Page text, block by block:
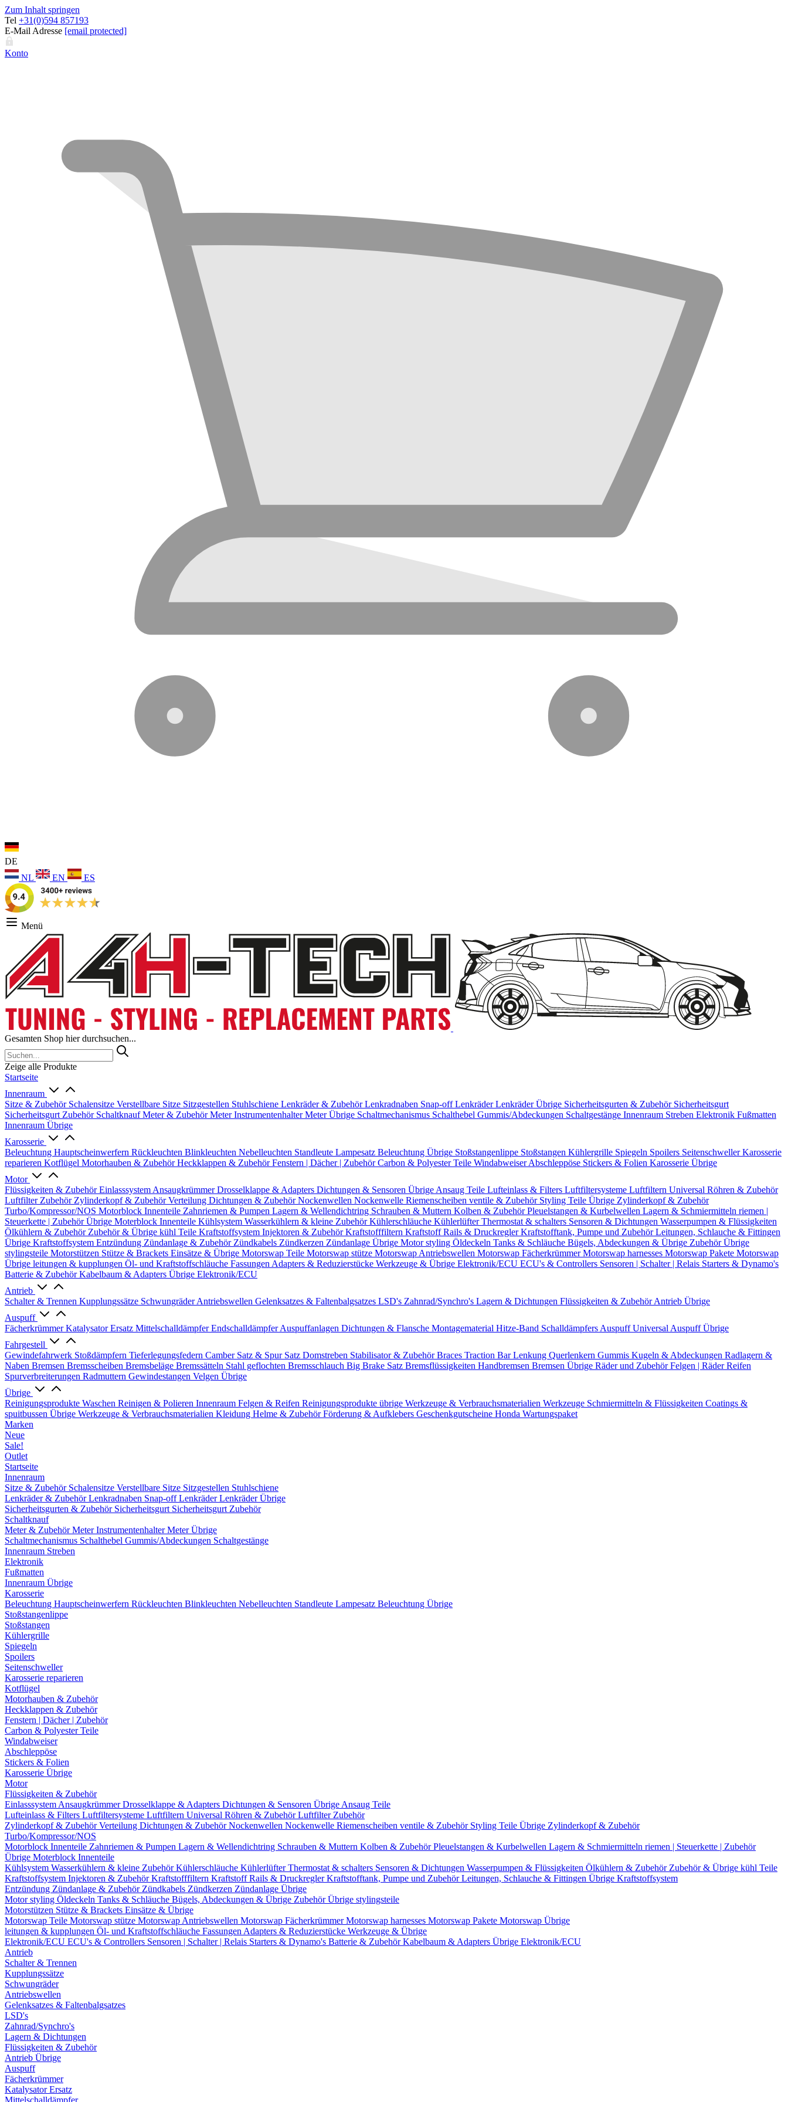
Zum Inhalt springen
Tel +31(0)594 857193
E-Mail Adresse [email protected]
Konto
DE
NL
EN ES
Menü
Gesamten Shop hier durchsuchen...
Zeige alle Produkte
Startseite
Innenraum
Sitze & Zubehör Schalensitze Verstellbare Sitze Sitzgestellen Stuhlschiene Lenkräder & ZubehörLenkradnaben Snap-offLenkräderLenkräder Übrige Sicherheitsgurten & Zubehör Sicherheitsgurt
Sicherheitsgurt Zubehör SchaltknaufMeter & ZubehörMeterInstrumentenhalterMeter Übrige Schaltmechanismus Schalthebel Gummis/Abdeckungen Schaltgestänge Innenraum Streben Elektronik Fußmatten
Innenraum Übrige
Karosserie
Beleuchtung Hauptscheinwerfern Rückleuchten Blinkleuchten Nebelleuchten Standleute Lampesatz Beleuchtung Übrige Stoßstangenlippe Stoßstangen Kühlergrille Spiegeln Spoilers SeitenschwellerKarosserie
reparieren Kotflügel Motorhauben & ZubehörHeckklappen & ZubehörFenstern | Dächer | ZubehörCarbon & Polyester Teile WindabweiserAbschleppöse Stickers & Folien Karosserie Übrige
Motor
Flüssigkeiten & ZubehörEinlasssystem AnsaugkrümmerDrosselklappe & Adapters Dichtungen & Sensoren Übrige Ansaug Teile Lufteinlass & Filters Luftfiltersysteme Luftfiltern Universal Röhren & Zubehör
Luftfilter Zubehör Zylinderkopf & ZubehörVerteilung Dichtungen & ZubehörNockenwellen Nockenwelle Riemenscheiben ventile & Zubehör Styling Teile Übrige Zylinderkopf & Zubehör
Turbo/Kompressor/NOS Motorblock Innenteile Zahnriemen & Pumpen Lagern & Wellendichtring Schrauben & Muttern Kolben & ZubehörPleuelstangen & Kurbelwellen Lagern & Schmiermitteln riemen |
Steuerkette | ZubehörÜbrige Moterblock Innenteile Kühlsystem Wasserkühlern & kleine ZubehörKühlerschläuche KühlerlüfterThermostat & schalters Sensoren & Dichtungen Wasserpumpen & Flüssigkeiten
Ölkühlern & Zubehör Zubehör & Übrige kühl Teile Kraftstoffsystem Injektoren & ZubehörKraftstofffiltern Kraftstoff Rails & DruckreglerKraftstofftank, Pumpe und ZubehörLeitungen, Schlauche & Fittingen
Übrige Kraftstoffsystem Entzündung Zündanlage & Zubehör Zündkabels Zündkerzen Zündanlage Übrige Motor styling Öldeckeln Tanks & Schläuche Bügels, Abdeckungen & Übrige ZubehörÜbrige
stylingsteile Motorstützen Stütze & Brackets Einsätze & Übrige Motorswap Teile Motorswap stütze Motorswap Antriebswellen Motorswap FächerkrümmerMotorswap harnesses Motorswap Pakete Motorswap
Übrige leitungen & kupplungen Öl- und Kraftstoffschläuche Fassungen Adapters & Reduzierstücke Werkzeuge & Übrige Elektronik/ECU ECU's & Controllers Sensoren | Schalter | Relais Starters & Dynamo's
Batterie & ZubehörKabelbaum & Adapters Übrige Elektronik/ECU
Antrieb
Schalter & Trennen Kupplungssätze SchwungräderAntriebswellen Gelenksatzes & Faltenbalgsatzes LSD's Zahnrad/Synchro's Lagern & Dichtungen Flüssigkeiten & ZubehörAntrieb Übrige
Auspuff
FächerkrümmerKatalysator Ersatz MittelschalldämpferEndschalldämpferAuspuffanlagen Dichtungen & Flansche Montagematerial Hitze-Band Schalldämpfers Auspuff Universal Auspuff Übrige
Fahrgestell
Gewindefahrwerk Stoßdämpfern Tieferlegungsfedern Camber Satz & Spur Satz Domstreben Stabilisator & ZubehörBraces Traction BarLenkung Querlenkern Gummis Kugeln & Abdeckungen Radlagern &
Naben Bremsen Bremsscheiben Bremsbeläge Bremssätteln Stahl geflochten Bremsschlauch Big Brake Satz Bremsflüssigkeiten Handbremsen Bremsen Übrige Räder und ZubehörFelgen | RäderReifen
Spurverbreiterungen Radmuttern Gewindestangen Velgen Übrige
Übrige
Reinigungsprodukte Waschen Reinigen & Polieren Innenraum Felgen & Reifen Reinigungsprodukte übrige Werkzeuge & Verbrauchsmaterialien Werkzeuge Schmiermitteln & Flüssigkeiten Coatings &
spuitbussen Übrige Werkzeuge & Verbrauchsmaterialien Kleidung Helme & ZubehörFörderung & Aufklebers Geschenkgutscheine Honda Wartungspaket
Marken
Neue
Sale!
Outlet
Startseite
Innenraum
Sitze & Zubehör Schalensitze Verstellbare Sitze Sitzgestellen Stuhlschiene
Lenkräder & ZubehörLenkradnaben Snap-offLenkräderLenkräder Übrige
Sicherheitsgurten & Zubehör Sicherheitsgurt Sicherheitsgurt Zubehör
Schaltknauf
Meter & ZubehörMeterInstrumentenhalterMeter Übrige
Schaltmechanismus Schalthebel Gummis/Abdeckungen Schaltgestänge
Innenraum Streben
Elektronik
Fußmatten
Innenraum Übrige
Karosserie
Beleuchtung Hauptscheinwerfern Rückleuchten Blinkleuchten Nebelleuchten Standleute Lampesatz Beleuchtung Übrige
Stoßstangenlippe
Stoßstangen
Kühlergrille
Spiegeln
Spoilers
Seitenschweller
Karosserie reparieren
Kotflügel
Motorhauben & Zubehör
Heckklappen & Zubehör
Fenstern | Dächer | Zubehör
Carbon & Polyester Teile
Windabweiser
Abschleppöse
Stickers & Folien
Karosserie Übrige
Motor
Flüssigkeiten & Zubehör
Einlasssystem AnsaugkrümmerDrosselklappe & Adapters Dichtungen & Sensoren Übrige Ansaug Teile
Lufteinlass & Filters Luftfiltersysteme Luftfiltern Universal Röhren & ZubehörLuftfilter Zubehör
Zylinderkopf & ZubehörVerteilung Dichtungen & ZubehörNockenwellen Nockenwelle Riemenscheiben ventile & Zubehör Styling Teile Übrige Zylinderkopf & Zubehör
Turbo/Kompressor/NOS
Motorblock Innenteile Zahnriemen & Pumpen Lagern & Wellendichtring Schrauben & Muttern Kolben & ZubehörPleuelstangen & Kurbelwellen Lagern & Schmiermitteln riemen | Steuerkette | Zubehör
Übrige Moterblock Innenteile
Kühlsystem Wasserkühlern & kleine ZubehörKühlerschläuche KühlerlüfterThermostat & schalters Sensoren & Dichtungen Wasserpumpen & Flüssigkeiten Ölkühlern & Zubehör Zubehör & Übrige kühl Teile
Kraftstoffsystem Injektoren & ZubehörKraftstofffiltern Kraftstoff Rails & DruckreglerKraftstofftank, Pumpe und ZubehörLeitungen, Schlauche & Fittingen Übrige Kraftstoffsystem
Entzündung Zündanlage & Zubehör Zündkabels Zündkerzen Zündanlage Übrige
Motor styling Öldeckeln Tanks & Schläuche Bügels, Abdeckungen & Übrige ZubehörÜbrige stylingsteile
Motorstützen Stütze & Brackets Einsätze & Übrige
Motorswap Teile Motorswap stütze Motorswap Antriebswellen Motorswap FächerkrümmerMotorswap harnesses Motorswap Pakete Motorswap Übrige
leitungen & kupplungen Öl- und Kraftstoffschläuche Fassungen Adapters & Reduzierstücke Werkzeuge & Übrige
Elektronik/ECU ECU's & Controllers Sensoren | Schalter | Relais Starters & Dynamo's Batterie & ZubehörKabelbaum & Adapters Übrige Elektronik/ECU
Antrieb
Schalter & Trennen
Kupplungssätze
Schwungräder
Antriebswellen
Gelenksatzes & Faltenbalgsatzes
LSD's
Zahnrad/Synchro's
Lagern & Dichtungen
Flüssigkeiten & Zubehör
Antrieb Übrige
Auspuff
Fächerkrümmer
Katalysator Ersatz
Mittelschalldämpfer